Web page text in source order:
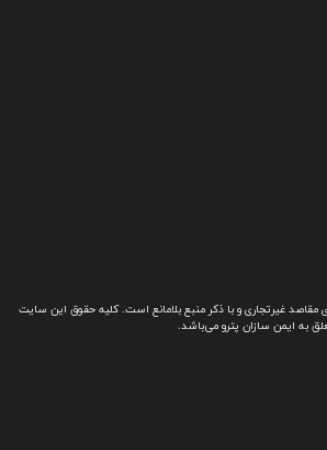
غیرتجاری و با ذکر منبع بلامانع است. کلیه حقوق این سایت
به ایمن سازان پترو می‌باشد.